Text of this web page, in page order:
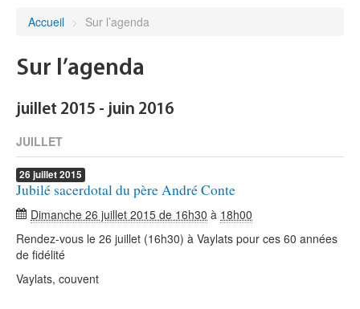
Agenda diocésain
Je donne
Annuaire/Contact
Accueil > Sur l’agenda
Sur l’agenda
juillet 2015 - juin 2016
JUILLET
26 juillet2015
Jubilé sacerdotal du père André Conte
Dimanche 26 juillet 2015 de 16h30 à 18h00
Rendez-vous le 26 juillet (16h30) à Vaylats pour ces 60 années
de fidélité
Vaylats, couvent